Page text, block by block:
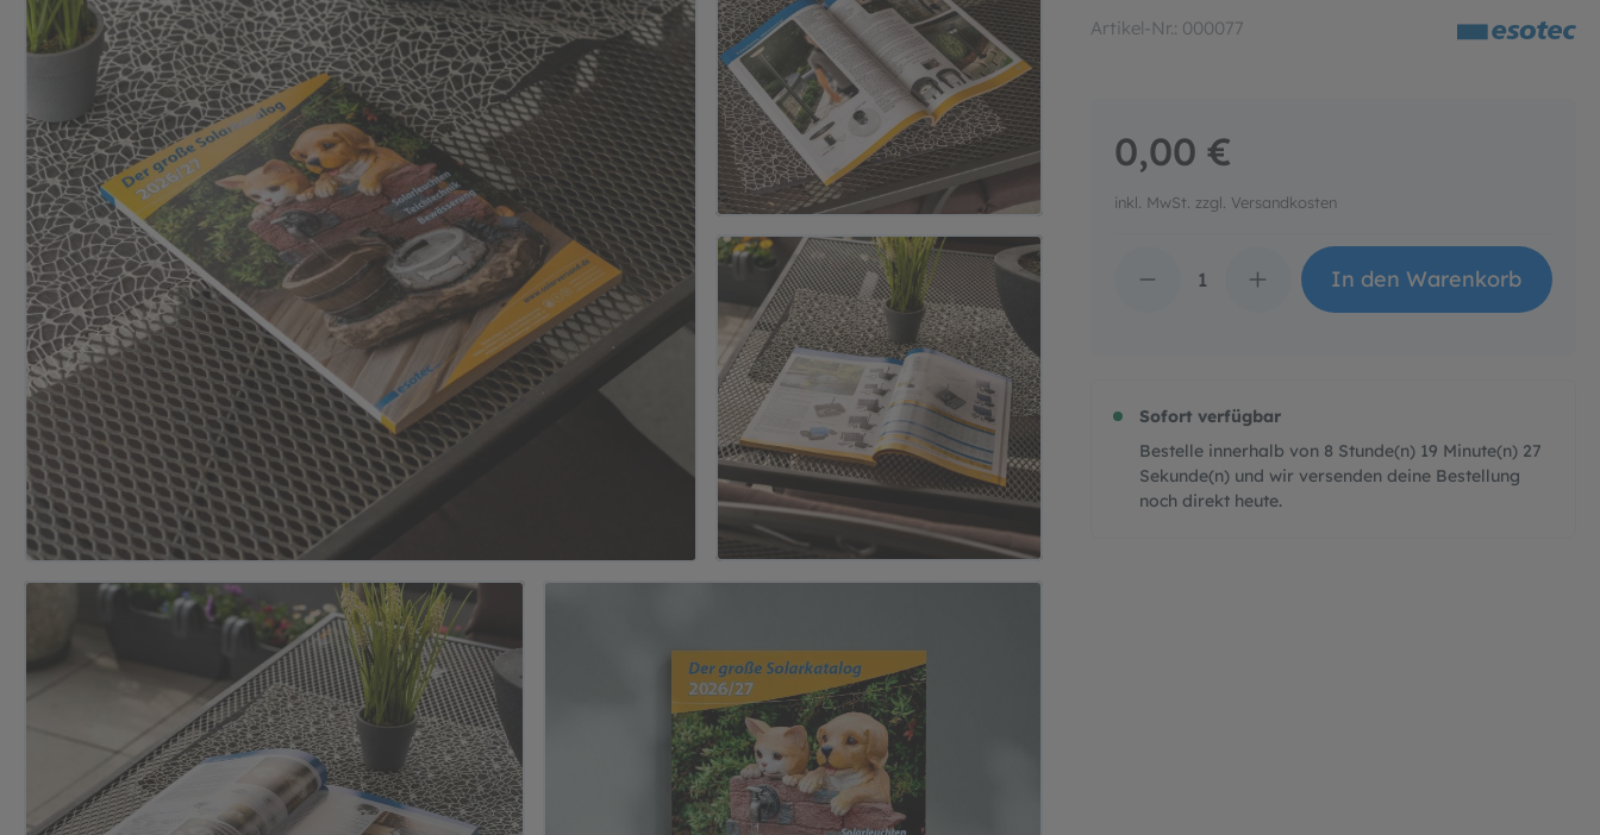
Artikel-Nr.: 000077
0,00 €
inkl. MwSt. zzgl. Versandkosten
Produkt Anzahl: Gib
In den Warenkorb
Sofort verfügbar
Bestelle innerhalb von 8 Stunde(n) 19 Minute(n) 26
Sekunde(n) und wir versenden deine Bestellung
noch direkt heute.